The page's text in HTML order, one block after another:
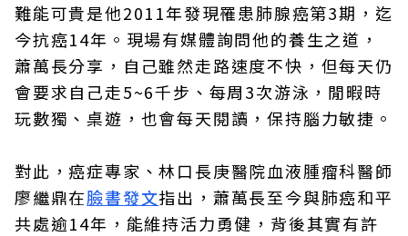
難能可貴是他2011年發現罹患肺腺癌第3期，迄
今抗癌14年。現場有媒體詢問他的養生之道，
蕭萬長分享，自己雖然走路速度不快，但每天仍
會要求自己走5~6千步、每周3次游泳，閒暇時
玩數獨、桌遊，也會每天閱讀，保持腦力敏捷。
對此，癌症專家、林口長庚醫院血液腫瘤科醫師
廖繼鼎在臉書發文指出，蕭萬長至今與肺癌和平
共處逾14年，能維持活力勇健，背後其實有許